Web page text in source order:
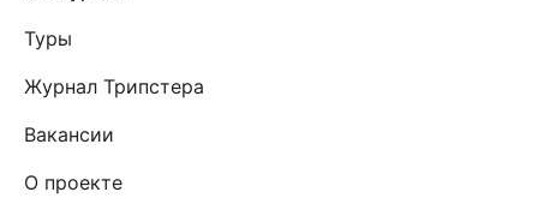
Туры
Журнал Трипстера
Вакансии
О проекте